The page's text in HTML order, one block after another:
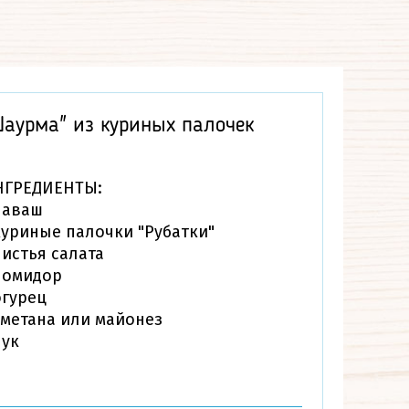
из куриных палочек
палочки "Рубатки"
салата
или майонез